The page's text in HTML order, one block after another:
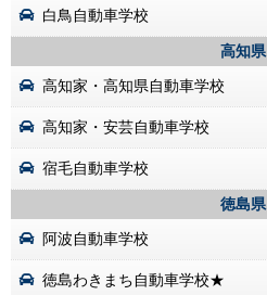
白鳥自動車学校
高知県
高知家・高知県自動車学校
高知家・安芸自動車学校
宿毛自動車学校
徳島県
阿波自動車学校
徳島わきまち自動車学校★